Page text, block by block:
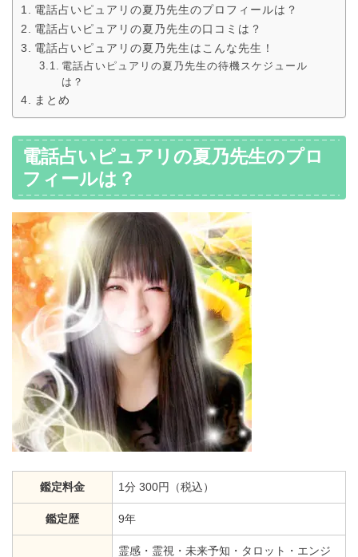
電話占いピュアリの夏乃先生のプロフィールは？
電話占いピュアリの夏乃先生の口コミは？
電話占いピュアリの夏乃先生はこんな先生！
電話占いピュアリの夏乃先生の待機スケジュール
は？
まとめ
電話占いピュアリの夏乃先生のプロ
フィールは？
鑑定料金 1分 300円（税込）
鑑定歴 9年
霊感・霊視・未来予知・タロット・エンジ